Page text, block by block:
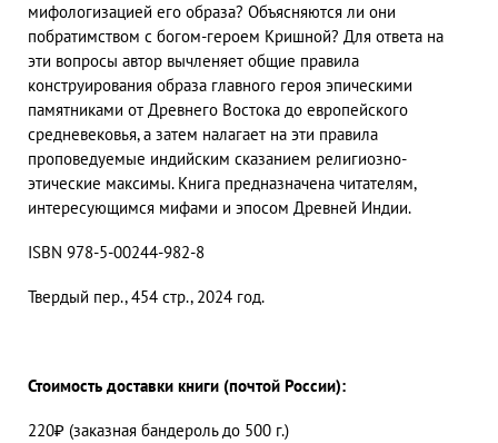
мифологизацией его образа? Объясняются ли они
побратимством с богом-героем Кришной? Для ответа на
эти вопросы автор вычленяет общие правила
конструирования образа главного героя эпическими
памятниками от Древнего Востока до европейского
средневековья, а затем налагает на эти правила
проповедуемые индийским сказанием религиозно-
этические максимы. Книга предназначена читателям,
интересующимся мифами и эпосом Древней Индии.
ISBN 978-5-00244-982-8
Твердый пер., 454 стр., 2024 год.
Стоимость доставки книги (почтой России):
220₽ (заказная бандероль до 500 г.)